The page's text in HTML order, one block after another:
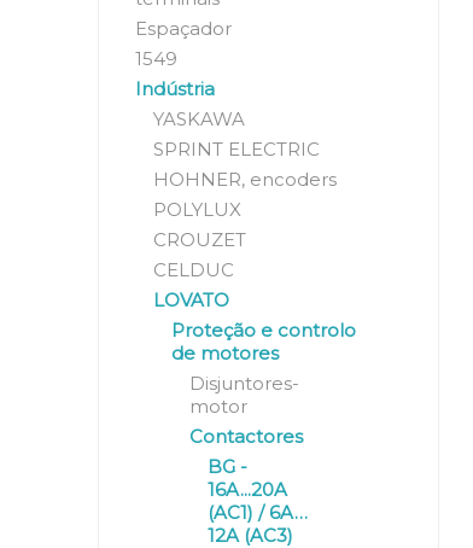
Espaçador
1549
Indústria
YASKAWA
SPRINT ELECTRIC
HOHNER, encoders
POLYLUX
CROUZET
CELDUC
LOVATO
Proteção e controlo
de motores
Disjuntores-
motor
Contactores
BG -
16A...20A
(AC1) / 6A…
12A (AC3)